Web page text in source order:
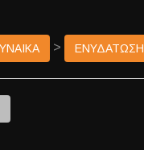
> ΕΝΥΔΑΤΩΣΗ